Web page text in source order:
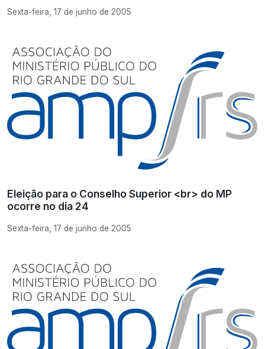
Sexta-feira, 17 de junho de 2005
Eleição para o Conselho Superior <br> do MP
ocorre no dia 24
Sexta-feira, 17 de junho de 2005